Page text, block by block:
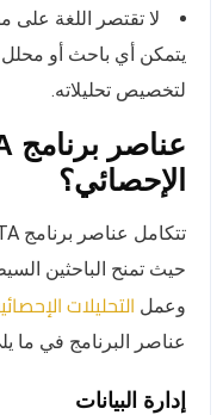
لا تقتصر اللغة على
يتمكن أي باحث أو محلل
لتخصيص تحليلاته.
الإحصائي؟
حيث تمنح الباحثين
وعمل التحليلات
عناصر البرنامج في ما
إدارة البيانات